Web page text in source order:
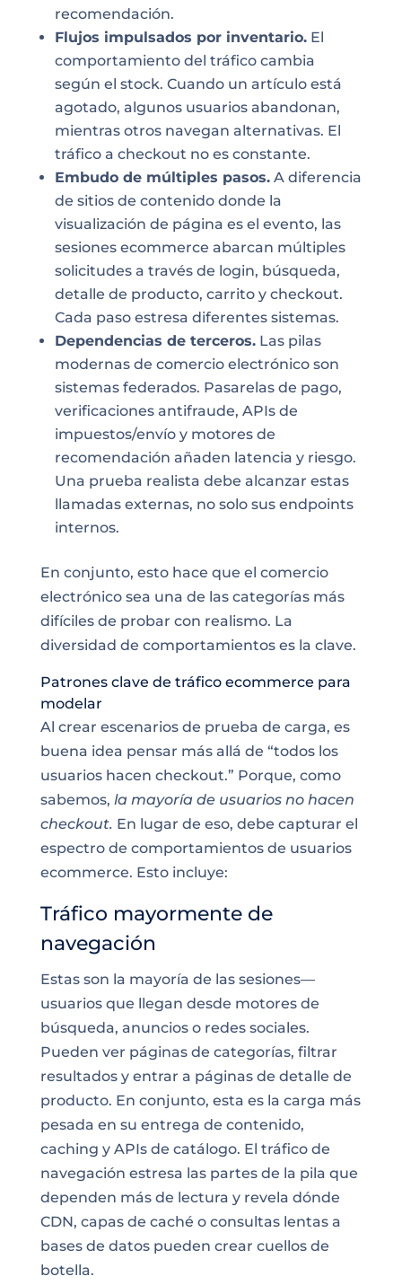
recomendación.
Flujos impulsados por inventario.El
comportamiento del tráfico cambia
según el stock. Cuando un artículo está
agotado, algunos usuarios abandonan,
mientras otros navegan alternativas. El
tráfico a checkout no es constante.
Embudo de múltiples pasos.A diferencia
de sitios de contenido donde la
visualización de página es el evento, las
sesiones ecommerce abarcan múltiples
solicitudes a través de login, búsqueda,
detalle de producto, carrito y checkout.
Cada paso estresa diferentes sistemas.
Dependencias de terceros.Las pilas
modernas de comercio electrónico son
sistemas federados. Pasarelas de pago,
verificaciones antifraude, APIs de
impuestos/envío y motores de
recomendación añaden latencia y riesgo.
Una prueba realista debe alcanzar estas
llamadas externas, no solo sus endpoints
internos.
En conjunto, esto hace que el comercio
electrónico sea una de las categorías más
difíciles de probar con realismo. La
diversidad de comportamientos es la clave.
Patrones clave de tráfico ecommerce para
modelar
Al crear escenarios de prueba de carga, es
buena idea pensar más allá de “todos los
usuarios hacen checkout.” Porque, como
sabemos, la mayoría de usuarios no hacen
checkout. En lugar de eso, debe capturar el
espectro de comportamientos de usuarios
ecommerce. Esto incluye:
Tráfico mayormente de
navegación
Estas son la mayoría de las sesiones—
usuarios que llegan desde motores de
búsqueda, anuncios o redes sociales.
Pueden ver páginas de categorías, filtrar
resultados y entrar a páginas de detalle de
producto. En conjunto, esta es la carga más
pesada en su entrega de contenido,
caching y APIs de catálogo. El tráfico de
navegación estresa las partes de la pila que
dependen más de lectura y revela dónde
CDN, capas de caché o consultas lentas a
bases de datos pueden crear cuellos de
botella.